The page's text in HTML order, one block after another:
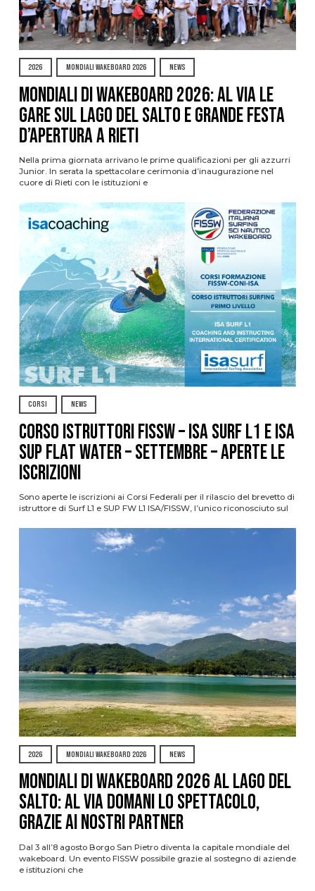
2026 MONDIALI WAKEBOARD 2026 NEWS
Mondiali di Wakeboard 2026: al via le
gare sul Lago del Salto e grande festa
d’apertura a Rieti
Nella prima giornata arrivano le prime qualificazioni per gli azzurri
Junior. In serata la spettacolare cerimonia d’inaugurazione nel
cuore di Rieti con le istituzioni e
CORSI NEWS
CORSO ISTRUTTORI FISSW – ISA SURF L1 e ISA
SUP Flat Water – SETTEMBRE – APERTE LE
ISCRIZIONI
Sono aperte le iscrizioni ai Corsi Federali per il rilascio del brevetto di
istruttore di Surf L1 e SUP FW L1 ISA/FISSW, l’unico riconosciuto sul
2026 MONDIALI WAKEBOARD 2026 NEWS
Mondiali di Wakeboard 2026 al Lago del
Salto: al via domani lo spettacolo,
grazie ai nostri Partner
Dal 3 all’8 agosto Borgo San Pietro diventa la capitale mondiale del
wakeboard. Un evento FISSW possibile grazie al sostegno di aziende
e istituzioni che